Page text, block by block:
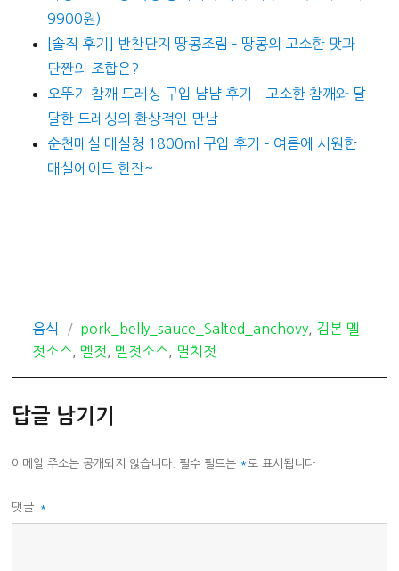
9900원)
[솔직 후기] 반찬단지 땅콩조림 – 땅콩의 고소한 맛과
단짠의 조합은?
오뚜기 참깨 드레싱 구입 냠냠 후기 – 고소한 참깨와 달
달한 드레싱의 환상적인 만남
순천매실 매실청 1800ml 구입 후기 – 여름에 시원한
매실에이드 한잔~
카
테
음식
태
그
pork_belly_sauce_Salted_anchovy, 김본 멜
젓소스
멜젓 멜젓소스 멸치젓
답글 남기기
이메일 주소는 공개되지 않습니다. 필수 필드는 *로 표시됩니다
댓글 *